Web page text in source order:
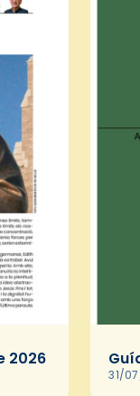
2026
31/